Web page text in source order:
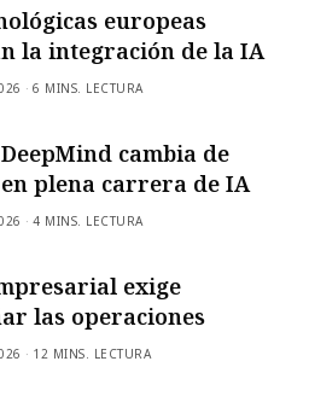
europeas
la integración de la IA
6 MINS. LECTURA
cambia de
plena carrera de IA
4 MINS. LECTURA
exige
las operaciones
12 MINS. LECTURA